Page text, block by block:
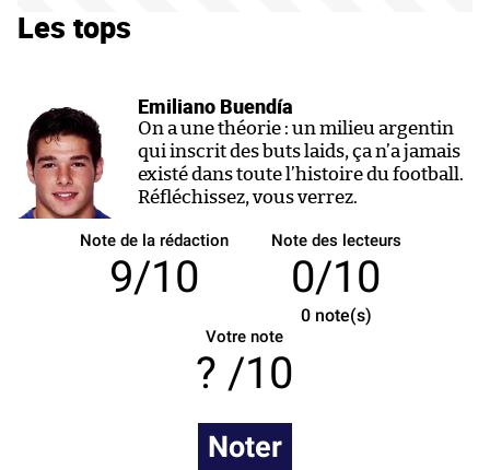
Les tops
Emiliano Buendía
On a une théorie : un milieu argentin
qui inscrit des buts laids, ça n’a jamais
existé dans toute l’histoire du football.
Réfléchissez, vous verrez.
Note de la rédaction
9/10
Note des lecteurs
0/10
0note(s)
Votre note
/10
Noter